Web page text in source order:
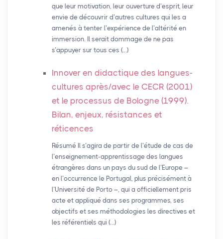
que leur motivation, leur ouverture d’esprit, leur
envie de découvrir d’autres cultures qui les a
amenés à tenter l’expérience de l’altérité en
immersion. Il serait dommage de ne pas
s’appuyer sur tous ces (…)
Innover en didactique des langues-
cultures après/avec le CECR (2001)
et le processus de Bologne (1999).
Bilan, enjeux, résistances et
réticences
Résumé Il s’agira de partir de l’étude de cas de
l’enseignement-apprentissage des langues
étrangères dans un pays du sud de l’Europe –
en l’occurrence le Portugal, plus précisément à
l’Université de Porto –, qui a officiellement pris
acte et appliqué dans ses programmes, ses
objectifs et ses méthodologies les directives et
les référentiels qui (…)